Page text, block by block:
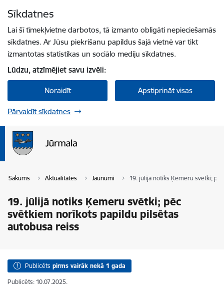
Sīkdatnes
Lai šī tīmekļvietne darbotos, tā izmanto obligāti nepieciešamās
sīkdatnes. Ar Jūsu piekrišanu papildus šajā vietnē var tikt
izmantotas statistikas un sociālo mediju sīkdatnes.
Lūdzu, atzīmējiet savu izvēli:
Noraidīt Apstiprināt visas
Pārvaldīt sīkdatnes
Sākums Aktualitātes Jaunumi 19. jūlijā notiks Ķemeru svētki;
19. jūlijā notiks Ķemeru svētki; pēc
svētkiem norīkots papildu pilsētas
autobusa reiss
Publicēts pirms vairāk nekā 1 gada
Publicēts: 10.07.2025.